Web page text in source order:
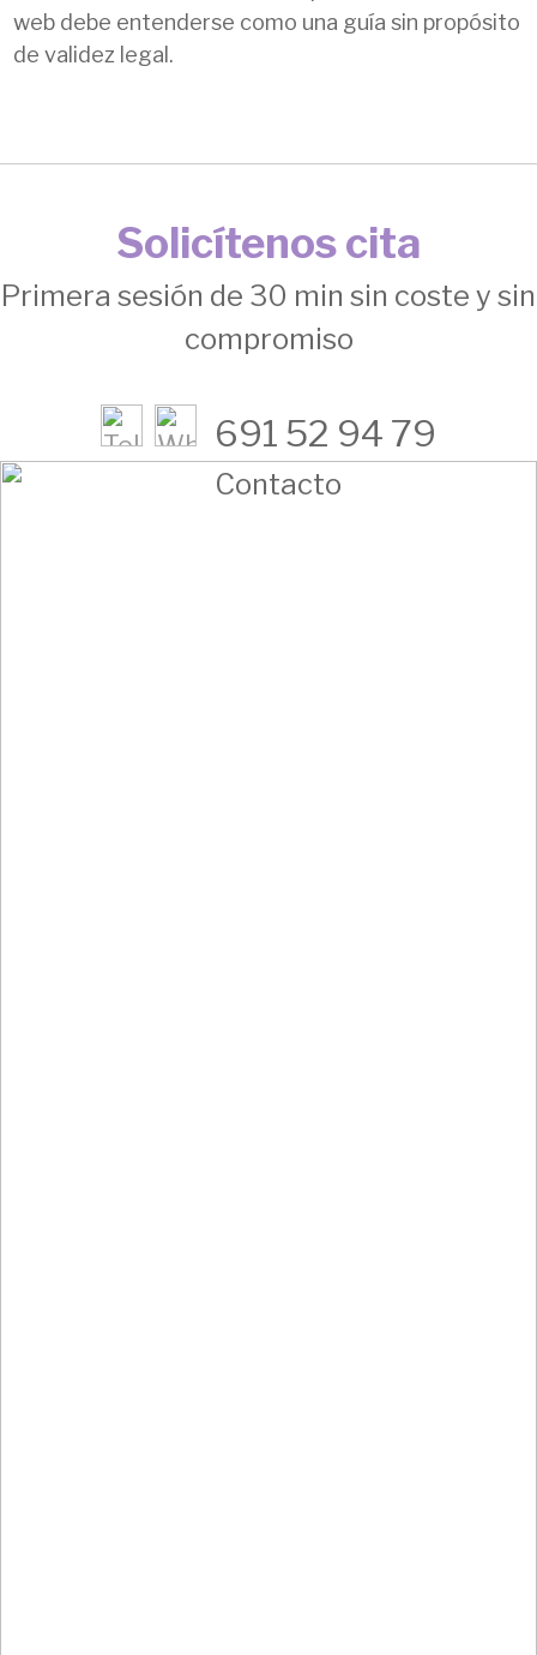
web debe entenderse como una guía sin propósito
de validez legal.
Solicítenos cita
Primera sesión de 30 min sin coste y sin
compromiso
691 52 94 79